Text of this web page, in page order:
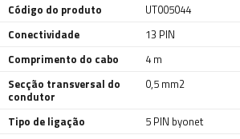
Código do produto
UT005044
Conectividade
13 PIN
Comprimento do cabo
4 m
Secção transversal do
condutor
0,5 mm2
Tipo de ligação
5 PIN byonet